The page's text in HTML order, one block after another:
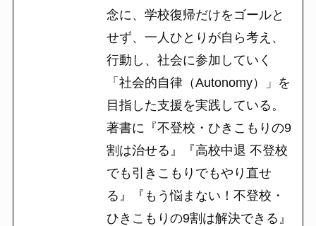
念に、学校復帰だけをゴールと
せず、一人ひとりが自ら考え、
行動し、社会に参加していく
「社会的自律（Autonomy）」を
目指した支援を実践している。
著書に『不登校・ひきこもりの9
割は治せる』『高校中退 不登校
でも引きこもりでもやり直せ
る』『もう悩まない！不登校・
ひきこもりの9割は解決できる』